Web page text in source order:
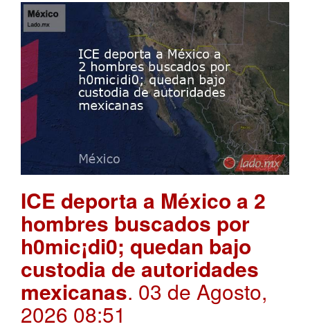
ICE deporta a México a 2
hombres buscados por
h0mic¡di0; quedan bajo
custodia de autoridades
mexicanas. 03 de Agosto,
2026 08:51